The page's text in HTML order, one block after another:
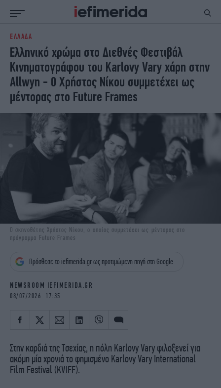
ΕΙΔΗΣΕΙΣ
NON PAPER
ΕΛΛΑΔΑ
ΟΙΚΟΝΟΜΙΑ
ΚΟΣΜΟΣ
ΠΟΛΙΤΙΣΜΟΣ
ΠΑΝΕΛΛΗΝΙΕΣ
ΖΩΗ
ΣΠΟΡ
ΓΥΝΑΙΚΑ
ENGLISH EDITION
STORIES
ΕΚΛΟΓΕΣ
TRAVEL
ΤΕΧΝΟΛΟΓΙΑ
ΥΓΕΙΑ
ΟΛΥΜΠΙΑΚΟΙ ΑΓΩΝΕΣ
PODCAST
iAUTOKINITO
iOPINIONS
iGASTRONOMIE
iBOOKS
ΖΩΔΙΑ
OSCARS
NEWSLETTER
ΕΛΛΑΔΑ
Ελληνικό χρώμα στο Διεθνές Φεστιβάλ
Κινηματογράφου του Karlovy Vary χάρη στην
Allwyn - Ο Χρήστος Νίκου συμμετέχει ως
μέντορας στο Future Frames
Ο σκηνοθέτης Χρήστος Νίκου, ο οποίος συμμετέχει ως μέντορας στο
πρόγραμμα Future Frames
Πρόσθεσε το iefimerida.gr ως προτιμώμενη πηγή στη Google
NEWSROOM IEFIMERIDA.GR
08/07/2026 17:35
Στην καρδιά της Τσεχίας, η πόλη Karlovy Vary φιλοξενεί για
ακόμη μία χρονιά το φημισμένο Karlovy Vary International
Film Festival (KVIFF).